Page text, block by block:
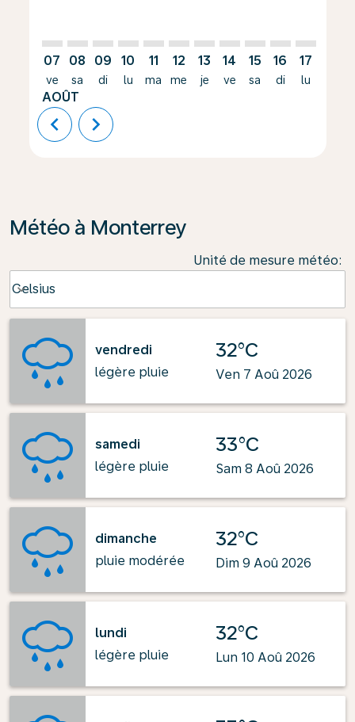
07
ve
AOÛT
08
sa
09
di
10
lu
11
ma
12
me
13
je
14
ve
15
sa
16
di
17
lu
chevron_left chevron_right
Météo à Monterrey
Unité de mesure météo:
Celsius
keyboard_arrow_down
vendredi
légère pluie
32°C
Ven 7 Aoû 2026
samedi
légère pluie
33°C
Sam 8 Aoû 2026
dimanche
pluie modérée
32°C
Dim 9 Aoû 2026
lundi
légère pluie
32°C
Lun 10 Aoû 2026